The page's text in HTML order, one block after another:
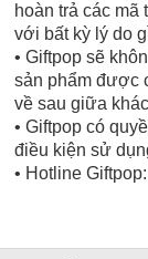
hoàn trả các mã
với bất kỳ lý do
• Giftpop sẽ
sản phẩm được
về sau giữa
• Giftpop có
điều kiện sử
• Hotline